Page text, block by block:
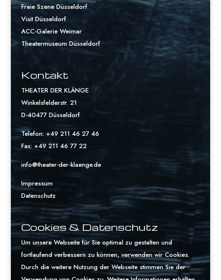
Freie Szene Düsseldorf
Visit Düsseldorf
ACC-Galerie Weimar
Theatermuseum Düsseldorf
Kontakt
THEATER DER KLÄNGE
Winkelsfelderstr. 21
D-40477 Düsseldorf
Telefon: +49 211 46 27 46
Fax: +49 211 46 77 22
info@theater-der-klaenge.de
Impressum
Datenschutz
Cookies & Datenschutz
Um unsere Webseite für Sie optimal zu gestalten und
fortlaufend verbessern zu können, verwenden wir Cookies.
Durch die weitere Nutzung der Webseite stimmen Sie der